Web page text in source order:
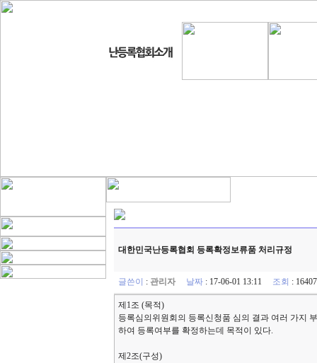
대한민국난등록협회 등록확정보류품 처리규정
글쓴이 : 관리자 날짜: 17-06-01 13:11 조회 :
제1조 (목적)
등록심의위원회의 등록신청품 심의 결과 여러 가지
하여 등록여부를 확정하는데 목적이 있다.
제2조(구성)